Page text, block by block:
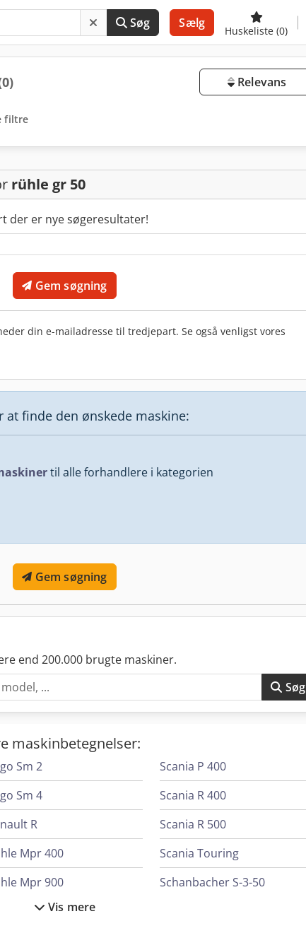
Søg Sælg
Huskeliste (0)
Relevans
filtre
rühle gr 50
der er nye søgeresultater!
Gem søgning
din e-mailadresse til tredjepart. Se også venligst vores
finde den ønskede maskine:
til alle forhandlere i kategorien
Gem søgning
end 200.000 brugte maskiner.
Søg
maskinbetegnelser:
Sm 2
Sm 4
R
Mpr 400
Mpr 900
Sr 1
Scania P 400
Scania R 400
Scania R 500
Scania Touring
Schanbacher S-3-50
Vis mere